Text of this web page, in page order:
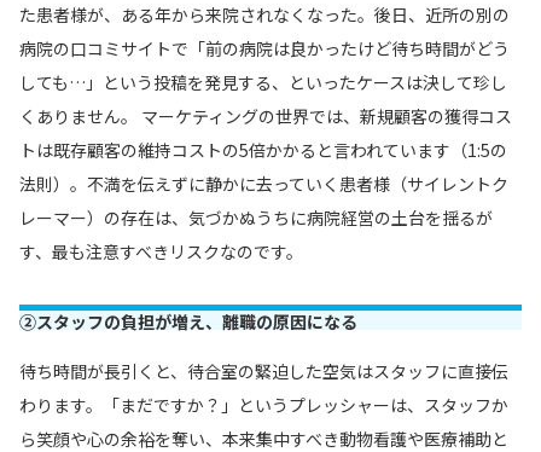
た患者様が、ある年から来院されなくなった。後日、近所の別の
病院の口コミサイトで「前の病院は良かったけど待ち時間がどう
しても…」という投稿を発見する、といったケースは決して珍し
くありません。 マーケティングの世界では、新規顧客の獲得コス
トは既存顧客の維持コストの5倍かかると言われています（1:5の
法則）。不満を伝えずに静かに去っていく患者様（サイレントク
レーマー）の存在は、気づかぬうちに病院経営の土台を揺るが
す、最も注意すべきリスクなのです。
②スタッフの負担が増え、離職の原因になる
待ち時間が長引くと、待合室の緊迫した空気はスタッフに直接伝
わります。「まだですか？」というプレッシャーは、スタッフか
ら笑顔や心の余裕を奪い、本来集中すべき動物看護や医療補助と